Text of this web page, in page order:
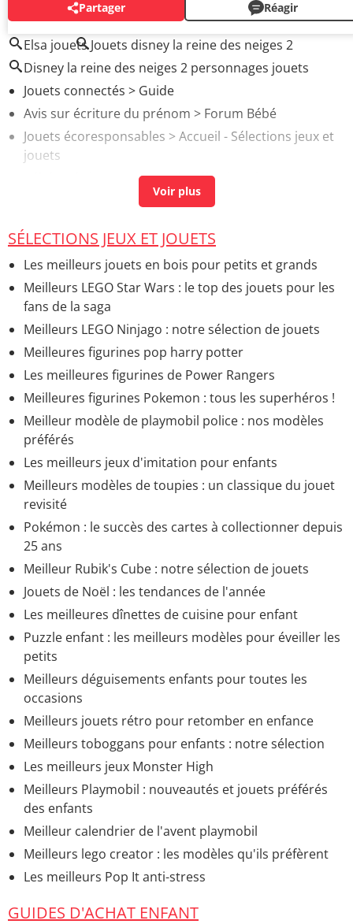
Partager Réagir
AUTOUR DU MÊME SUJET
Elsa jouets Jouets disney la reine des neiges 2
Disney la reine des neiges 2 personnages jouets
Jouets connectés > Guide
Avis sur écriture du prénom > Forum Bébé
Jouets écoresponsables > Accueil - Sélections jeux et
jouets
> Accueil - Sélections jeux et jouets
Bebe jette ses jouets
> Guide
SÉLECTIONS JEUX ET JOUETS
Les meilleurs jouets en bois pour petits et grands
Meilleurs LEGO Star Wars : le top des jouets pour les
fans de la saga
Meilleurs LEGO Ninjago : notre sélection de jouets
Meilleures figurines pop harry potter
Les meilleures figurines de Power Rangers
Meilleures figurines Pokemon : tous les superhéros !
Meilleur modèle de playmobil police : nos modèles
préférés
Les meilleurs jeux d'imitation pour enfants
Meilleurs modèles de toupies : un classique du jouet
revisité
Pokémon : le succès des cartes à collectionner depuis
25 ans
Meilleur Rubik's Cube : notre sélection de jouets
Jouets de Noël : les tendances de l'année
Les meilleures dînettes de cuisine pour enfant
Puzzle enfant : les meilleurs modèles pour éveiller les
petits
Meilleurs déguisements enfants pour toutes les
occasions
Meilleurs jouets rétro pour retomber en enfance
Meilleurs toboggans pour enfants : notre sélection
Les meilleurs jeux Monster High
Meilleurs Playmobil : nouveautés et jouets préférés
des enfants
Meilleur calendrier de l'avent playmobil
Meilleurs lego creator : les modèles qu'ils préfèrent
Les meilleurs Pop It anti-stress
GUIDES D'ACHAT ENFANT